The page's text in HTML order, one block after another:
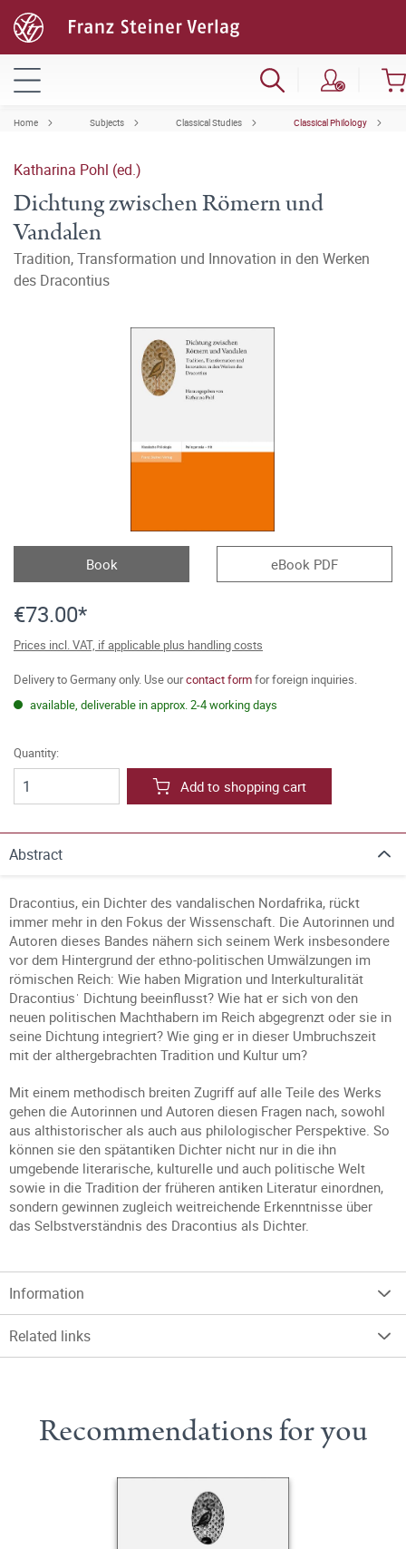
Home Subjects Classical Studies Classical Philology
Katharina Pohl (ed.)
Dichtung zwischen Römern und
Vandalen
Tradition, Transformation und Innovation in den Werken
des Dracontius
Book eBook PDF
€73.00*
Prices incl. VAT, if applicable plus handling costs
Delivery to Germany only. Use ourcontact formfor foreign inquiries.
available, deliverable in approx. 2-4 working days
Quantity:
Add to shopping cart
Abstract
Dracontius, ein Dichter des vandalischen Nordafrika, rückt
immer mehr in den Fokus der Wissenschaft. Die Autorinnen und
Autoren dieses Bandes nähern sich seinem Werk insbesondere
vor dem Hintergrund der ethno-politischen Umwälzungen im
römischen Reich: Wie haben Migration und Interkulturalität
Dracontiusˈ Dichtung beeinflusst? Wie hat er sich von den
neuen politischen Machthabern im Reich abgegrenzt oder sie in
seine Dichtung integriert? Wie ging er in dieser Umbruchszeit
mit der althergebrachten Tradition und Kultur um?
Mit einem methodisch breiten Zugriff auf alle Teile des Werks
gehen die Autorinnen und Autoren diesen Fragen nach, sowohl
aus althistorischer als auch aus philologischer Perspektive. So
können sie den spätantiken Dichter nicht nur in die ihn
umgebende literarische, kulturelle und auch politische Welt
sowie in die Tradition der früheren antiken Literatur einordnen,
sondern gewinnen zugleich weitreichende Erkenntnisse über
das Selbstverständnis des Dracontius als Dichter.
Information
Related links
Recommendations for you